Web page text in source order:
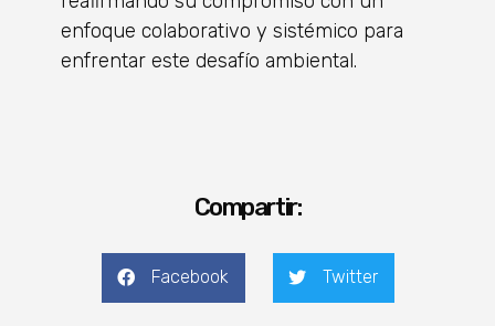
enfoque colaborativo y sistémico para
enfrentar este desafío ambiental.
Compartir:
Facebook Twitter